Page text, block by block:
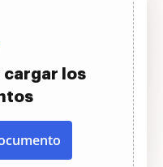
cargar los